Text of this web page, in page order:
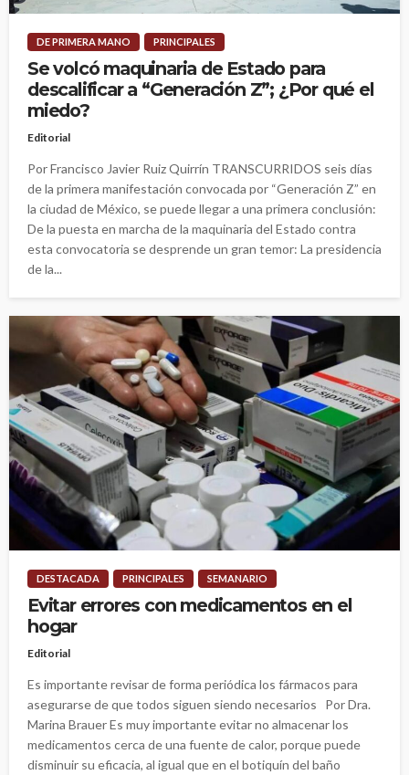
DE PRIMERA MANO PRINCIPALES
Se volcó maquinaria de Estado para
descalificar a “Generación Z”; ¿Por qué el
miedo?
Editorial
Por Francisco Javier Ruiz Quirrín TRANSCURRIDOS seis días
de la primera manifestación convocada por “Generación Z” en
la ciudad de México, se puede llegar a una primera conclusión:
De la puesta en marcha de la maquinaria del Estado contra
esta convocatoria se desprende un gran temor: La presidencia
de la...
DESTACADA PRINCIPALES SEMANARIO
Evitar errores con medicamentos en el
hogar
Editorial
Es importante revisar de forma periódica los fármacos para
asegurarse de que todos siguen siendo necesarios Por Dra.
Marina Brauer Es muy importante evitar no almacenar los
medicamentos cerca de una fuente de calor, porque puede
disminuir su eficacia, al igual que en el botiquín del baño